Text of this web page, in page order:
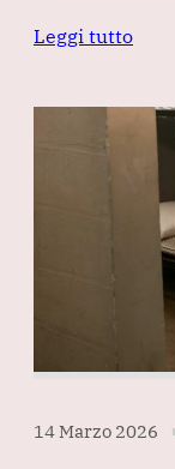
Leggi tutto
14 Marzo 2026